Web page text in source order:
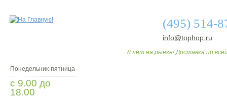
(495) 514-
info@tophop.ru
8 лет на рынке! Доставка по
Понедельник-пятница
с 9.00 до
18.00